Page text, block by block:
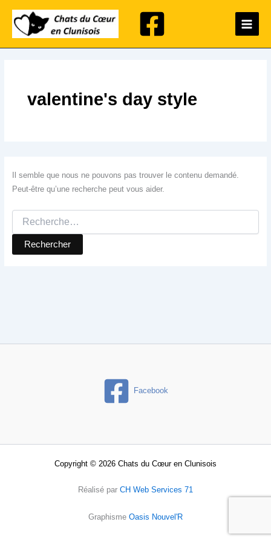
contenu
Main
Menu
valentine's day style
Il semble que nous ne pouvons pas trouver le contenu demandé.
Peut-être qu’une recherche peut vous aider.
Facebook
Copyright © 2026 Chats du Cœur en Clunisois
Réalisé par CH Web Services 71
Graphisme Oasis Nouvel'R